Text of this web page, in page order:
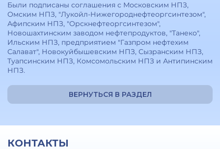
Были подписаны соглашения с Московским НПЗ,
Омским НПЗ, "Лукойл-Нижегороднефтеоргсинтезом",
Афипским НПЗ, "Орскнефтеоргсинтезом",
Новошахтинским заводом нефтепродуктов, "Танеко",
Ильским НПЗ, предприятием "Газпром нефтехим
Салават", Новокуйбышевским НПЗ, Сызранским НПЗ,
Туапсинским НПЗ, Комсомольским НПЗ и Антипинским
НПЗ.
ВЕРНУТЬСЯ В РАЗДЕЛ
КОНТАКТЫ